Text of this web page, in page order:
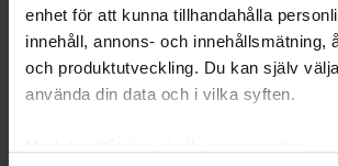
enhet för att kunna tillhandahålla
innehåll, annons- och innehållsmätning,
och produktutveckling. Du kan själv
använda din data och i vilka syften.